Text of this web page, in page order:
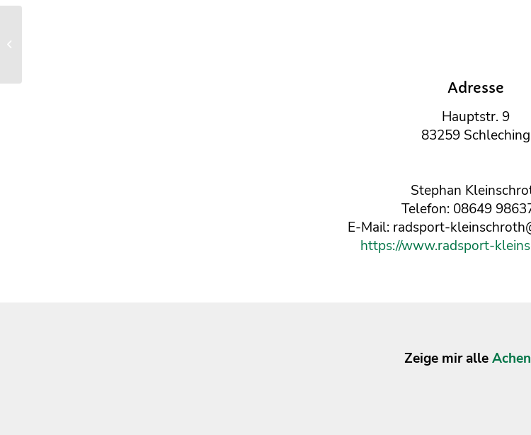
Adresse
Hauptstr. 9
83259 Schleching
Stephan
Telefon: 08649
E-Mail: radsport-
https://www.radsport-
Zeige mir alle